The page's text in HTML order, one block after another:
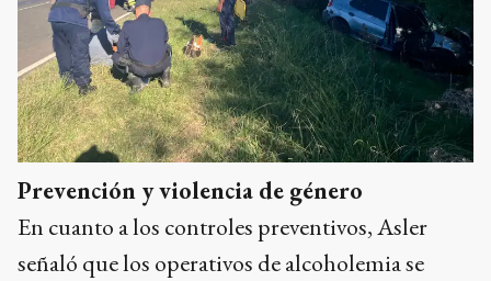
Prevención y violencia de género
En cuanto a los controles preventivos, Asler
señaló que los operativos de alcoholemia se